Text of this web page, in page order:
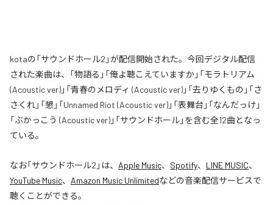
kotaの「サウンドホール2」が配信開始された。今回デジタル配信
された楽曲は、「物語る」「俺よ聴こえていますか」「モラトリアム
(Acoustic ver)」「青春のメロディ (Acoustic ver)」「去りゆくもの」「さ
さくれ」「懇」「Unnamed Riot (Acoustic ver)」「表舞台」「なんだっけ」
「ぶかっこう (Acoustic ver)」「サウンドホール」を含む全12曲となっ
ている。
なお「サウンドホール2 」は、 Apple Music、 Spotify、 LINE MUSIC、
YouTube Music、 Amazon Music Unlimitedなどの音楽配信サービスで
聴くことができる。